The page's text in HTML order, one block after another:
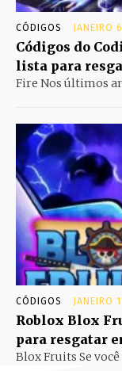
CÓDIGOS JANEIRO
Códigos do
lista para
Fire Nos últimos
CÓDIGOS JANEIRO
Roblox Blox
para resgatar
Blox Fruits Se você